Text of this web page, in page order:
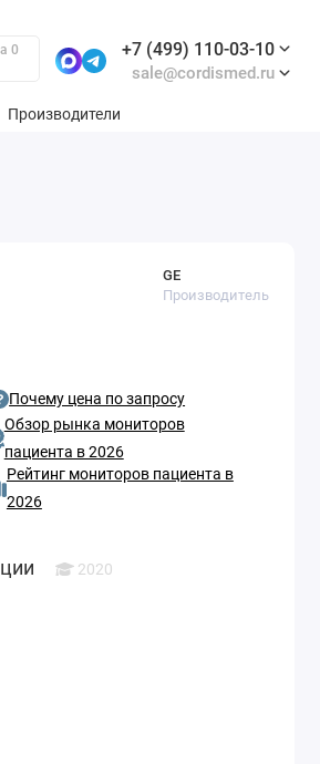
0 +7 (499) 110-03-10
sale@cordismed.ru
Производители
GE
Производитель
Почему цена по запросу
Обзор рынка мониторов
пациента в 2026
Рейтинг мониторов пациента в
2026
2020